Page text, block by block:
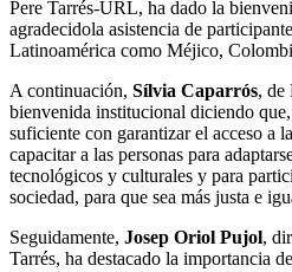
Pere Tarrés-URL, ha dado la
agradecidola asistencia de
Latinoamérica como Méjico,
A continuación, Sílvia Caparrós, de
bienvenida institucional diciendo
suficiente con garantizar el acceso a
capacitar a las personas para
tecnológicos y culturales y para
sociedad, para que sea más justa e
Seguidamente, Josep Oriol Pujol,
Tarrés, ha destacado la importancia